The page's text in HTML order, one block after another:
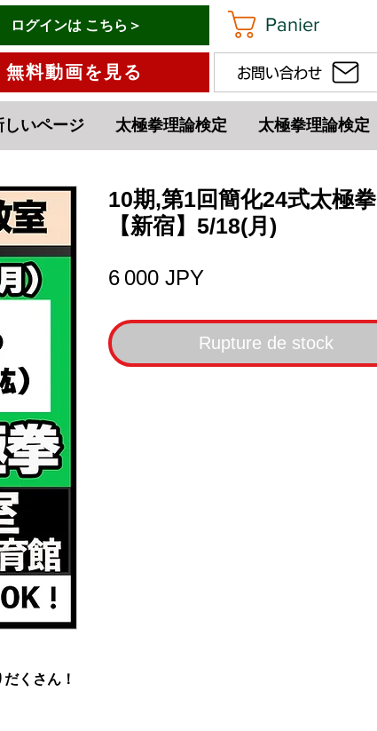
員ログインはこちら→
ログインは こちら＞
無料動画を見る
Panier
お問い合わせ
しいページ 太極拳理論検定 太極拳理論検定
くさん！
10期,第1回簡化24式太極拳
【新宿】5/18(月)
6 000 JPYPrix
Rupture de stock